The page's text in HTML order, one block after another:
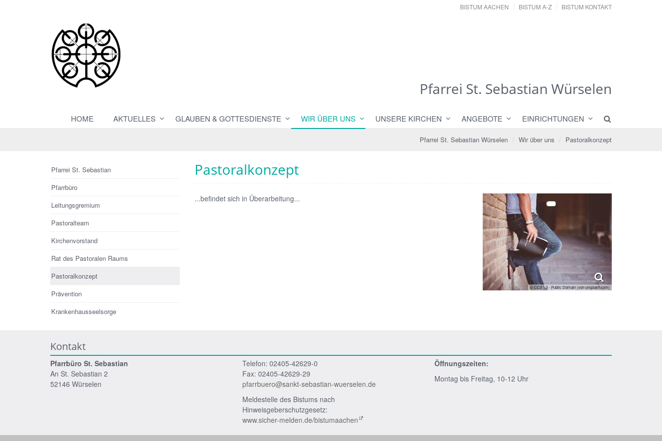
BISTUM AACHEN BISTUM A-Z BISTUM KONTAKT
Pfarrei St. Sebastian Würselen
HOME AKTUELLES GLAUBEN & GOTTESDIENSTE WIR ÜBER UNS UNSERE KIRCHEN ANGEBOTE EINRICHTUNGEN
Pfarrei St. Sebastian Würselen Wir über uns Pastoralkonzept
Pastoralkonzept
© CC0 1.0 - Public Domain (von unsplash.com)
...befindet sich in Überarbeitung...
Pfarrei St. Sebastian
Pfarrbüro
Leitungsgremium
Pastoralteam
Kirchenvorstand
Rat des Pastoralen Raums
Pastoralkonzept
Prävention
Krankenhausseelsorge
Kontakt
Pfarrbüro St. Sebastian
An St. Sebastian 2
52146 Würselen
Telefon: 02405-42629-0
Fax: 02405-42629-29
pfarrbuero@sankt-sebastian-wuerselen.de
Meldestelle des Bistums nach
Hinweisgeberschutzgesetz:
www.sicher-melden.de/bistumaachen
Öffnungszeiten:
Montag bis Freitag, 10-12 Uhr